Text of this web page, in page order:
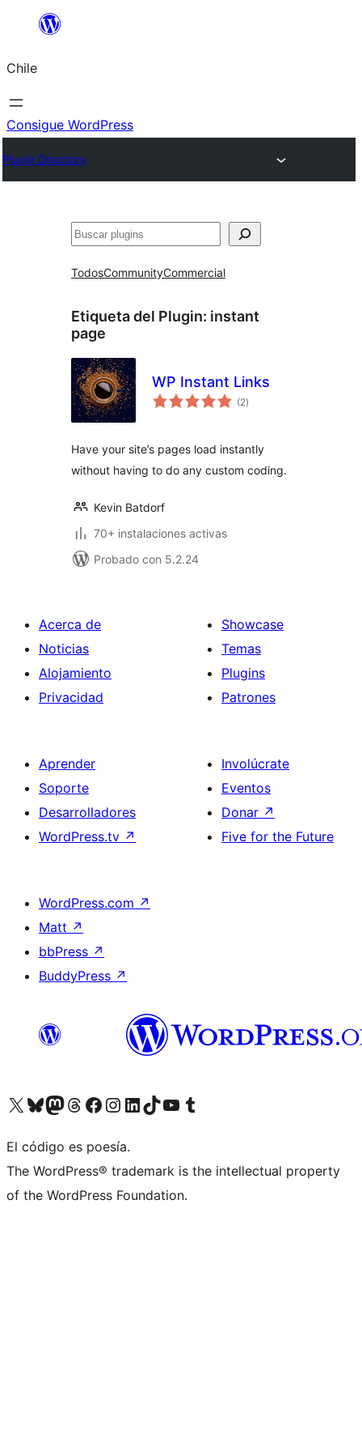
Saltar
contenido
Chile
Consigue WordPress
Plugin Directory
Buscar
TodosCommunityCommercial
Etiqueta del Plugin: instant
page
WP Instant Links
(2evaluación
total
)
Have your site’s pages load instantly
without having to do any custom coding.
Kevin Batdorf
70+ instalaciones activas
Probado con 5.2.24
Acerca de
Noticias
Alojamiento
Privacidad
Showcase
Temas
Plugins
Patrones
Aprender
Soporte
Desarrolladores
WordPress.tv ↗
Involúcrate
Eventos
Donar ↗
Five for the Future
WordPress.com ↗
Matt ↗
bbPress ↗
BuddyPress ↗
Visita nuestra cuenta de X (anteriormente Twitter)
Visita nuestra cuenta de Bluesky
Visita nuestra cuenta de Mastodon
Visita nuestra cuenta de Threads
Visita nuestra página de Facebook
Visita nuestra cuenta de Instagram
Visita nuestra cuenta de LinkedIn
Visita nuestra cuenta de TikTok
Visita nuestro canal de YouTube
Visita nuestra cuenta de Tumblr
El código es poesía.
The WordPress® trademark is the intellectual property
of the WordPress Foundation.